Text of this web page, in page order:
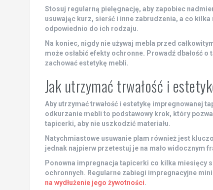
Stosuj regularną pielęgnację, aby zapobiec
usuwając kurz, sierść i inne zabrudzenia, a co
odpowiednio do ich rodzaju.
Na koniec, nigdy nie używaj mebla przed
może osłabić efekty ochronne. Prowadź dbałość
zachować estetykę mebli.
Jak utrzymać trwałość i
Aby utrzymaćtrwałośći estetykę impregnowanej
odkurzanie mebli to podstawowy krok, który
tapicerki, aby nie uszkodzić materiału.
Natychmiastowe usuwanie plam również jest
jednak najpierw przetestuj je na mało widocznym
Ponowna impregnacja tapicerki co kilka miesięcy
ochronnych. Regularne zabiegi impregnacyjne
na wydłużenie jego żywotności.